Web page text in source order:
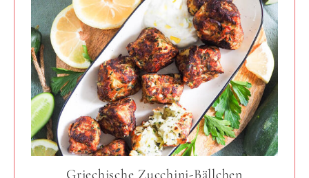
Griechische Zucchini-Bällchen